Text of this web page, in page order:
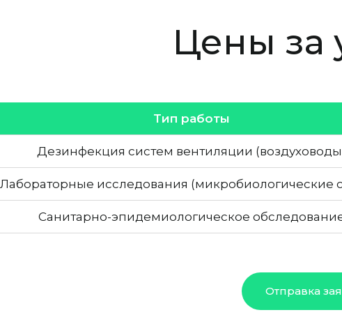
Цены за
Тип работы
Дезинфекция систем вентиляции
Лабораторные исследования (микробиологические
Санитарно-эпидемиологическое
Отправка